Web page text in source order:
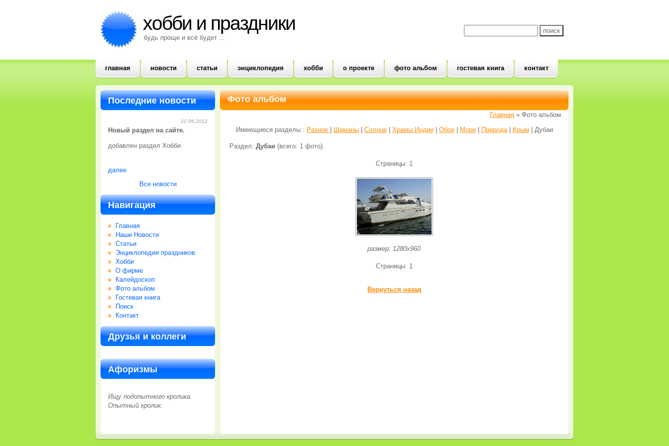
хобби и праздники
будь проще и всё будет ...
главная новости статьи энциклопедия хобби о проекте фото альбом гостевая книга контакт
Фото альбом
Главная » Фото альбом
Имеющиеся разделы : Разное Шаманы| Солнце| Храмы Индии| Обои| Море| Природа| Крым | Дубаи
Раздел: Дубаи (всего: 1 фото).
Страницы: 1
размер: 1280x960
Страницы: 1
Вернуться назад
Последние новости
22.06.2012
Новый раздел на сайте.
добавлен раздел Хобби.
далее
Все новости
Навигация
Главная
Наши Новости
Статьи
Энциклопедия праздников
Хобби
О фирме
Калейдоскоп
Фото альбом
Гостевая книга
Поиск
Контакт
Друзья и коллеги
Афоризмы
Ищу подопытного кролика.
Опытный кролик.